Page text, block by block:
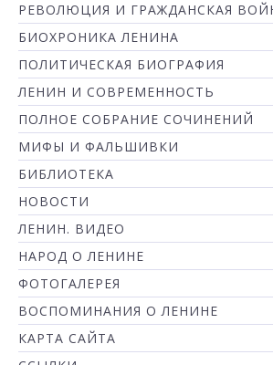
РЕВОЛЮЦИЯ И ГРАЖДАНСКАЯ
БИОХРОНИКА ЛЕНИНА
ПОЛИТИЧЕСКАЯ БИОГРАФИЯ
ЛЕНИН И СОВРЕМЕННОСТЬ
ПОЛНОЕ СОБРАНИЕ СОЧИНЕНИЙ
МИФЫ И ФАЛЬШИВКИ
БИБЛИОТЕКА
НОВОСТИ
ЛЕНИН. ВИДЕО
НАРОД О ЛЕНИНЕ
ФОТОГАЛЕРЕЯ
ВОСПОМИНАНИЯ О ЛЕНИНЕ
КАРТА САЙТА